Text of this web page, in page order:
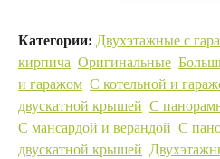
Категории: Двухэтажные с
кирпича Оригинальные
и гаражом С котельной и
двускатной крышей С
С мансардой и верандой С
двускатной крышей